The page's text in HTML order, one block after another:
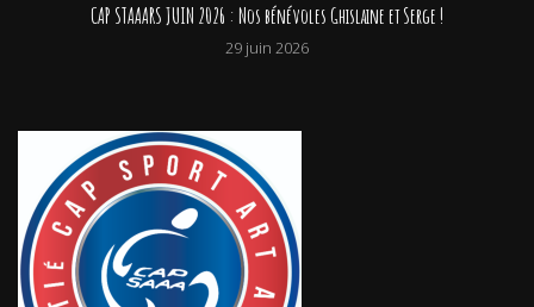
CAP STAAARS JUIN 2026 : Nos bénévoles Ghislaine et Serge !
29 juin 2026